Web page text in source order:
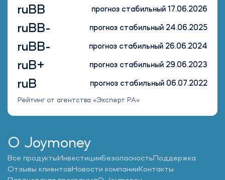
ruBB прогноз стабильный 17.06.2026
ruBB- прогноз стабильный 24.06.2025
ruBB- прогноз стабильный 26.06.2024
ruB+ прогноз стабильный 29.06.2023
ruB прогноз стабильный 06.07.2022
Рейтинг от агентства «Эксперт РА»
О Joymoney
Все продуктыИнвестицииБезопасностьПоддержка
Отзывы клиентовНовости компанииКонтакты